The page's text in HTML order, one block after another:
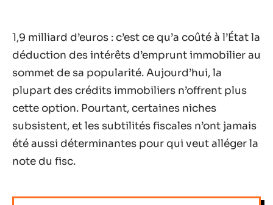
1,9 milliard d’euros : c’est ce qu’a coûté à l’État la
déduction des intérêts d’emprunt immobilier au
sommet de sa popularité. Aujourd’hui, la
plupart des crédits immobiliers n’offrent plus
cette option. Pourtant, certaines niches
subsistent, et les subtilités fiscales n’ont jamais
été aussi déterminantes pour qui veut alléger la
note du fisc.